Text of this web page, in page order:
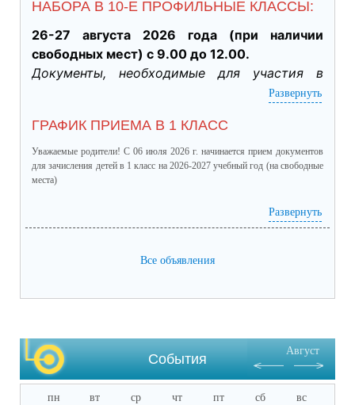
НАБОРА В 10-Е ПРОФИЛЬНЫЕ КЛАССЫ:
26-27 августа 2026 года (при наличии
свободных мест) с 9.00 до 12.00.
Документы, необходимые для участия в
участии в индивидуальном отборе при
приеме обучающегося для получения
среднего общего образования для
профильного обучения. (подлинник)
·           Табель успеваемости обучающегося
за 9 класс, заверенный руководителем ОО
итоговые) (подлинник)
государственного экзамена (подлинник)
результативное участие в ВсОШ, НПК и
других олимпиадах, входящих в перечень
Министерства просвещения РФ.
Развернуть
ГРАФИК ПРИЕМА В 1 КЛАСС
Уважаемые родители! С 06 июля 2026 г. начинается прием документов
для зачисления детей в 1 класс на 2026-2027 учебный год (на свободные
места)
(посмотреть)Развернуть
Все объявления
События
Август
пн вт ср чт пт сб вс